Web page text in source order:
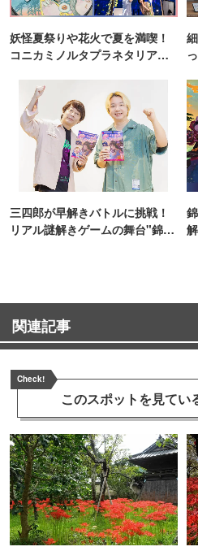
妖怪夏祭りや花火で夏を満喫！
コニカミノルタプラネタリア
三四郎が早解きバトルに挑戦！
リアル謎解きゲームの舞台"錦糸
関連記事
Check!
このスポットを見てい